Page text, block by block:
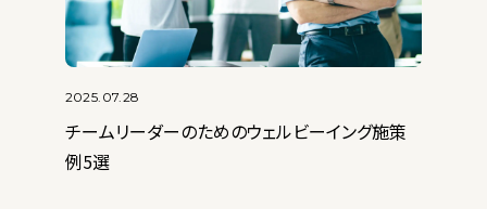
チームリーダーのためのウェルビーイング施策
例5選
2025.07.28
採用サイトとは？目的とメリット/デメリット・運用
上の注意点まで解説
2022.08.31